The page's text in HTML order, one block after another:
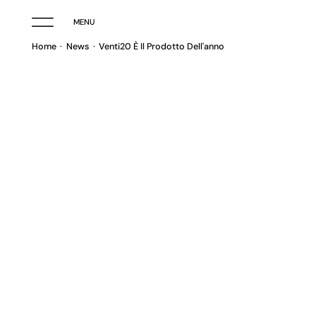
MENU
Home News Venti20 È Il Prodotto Dell'anno